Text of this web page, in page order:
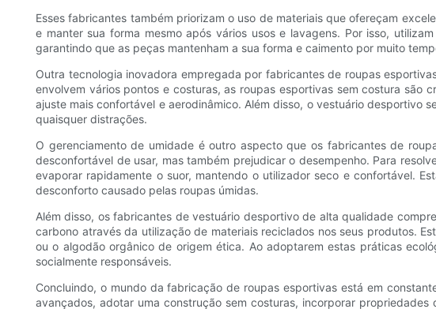
Esses fabricantes também priorizam o uso de materiais que ofereçam
e manter sua forma mesmo após vários usos e lavagens. Por isso,
garantindo que as peças mantenham a sua forma e caimento por muito
Outra tecnologia inovadora empregada por fabricantes de roupas
envolvem vários pontos e costuras, as roupas esportivas sem costura são
ajuste mais confortável e aerodinâmico. Além disso, o vestuário desportivo
quaisquer distrações.
O gerenciamento de umidade é outro aspecto que os fabricantes de
desconfortável de usar, mas também prejudicar o desempenho. Para
evaporar rapidamente o suor, mantendo o utilizador seco e confortável.
desconforto causado pelas roupas úmidas.
Além disso, os fabricantes de vestuário desportivo de alta qualidade
carbono através da utilização de materiais reciclados nos seus produtos.
ou o algodão orgânico de origem ética. Ao adoptarem estas práticas
socialmente responsáveis.
Concluindo, o mundo da fabricação de roupas esportivas está em
avançados, adotar uma construção sem costuras, incorporar